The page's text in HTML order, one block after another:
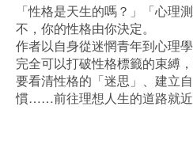
「性格是天生的嗎？」「心理
不，你的性格由你決定。
作者以自身從迷惘青年到心理
完全可以打破性格標籤的束縛
要看清性格的「迷思」、建立
慣……前往理想人生的道路就近